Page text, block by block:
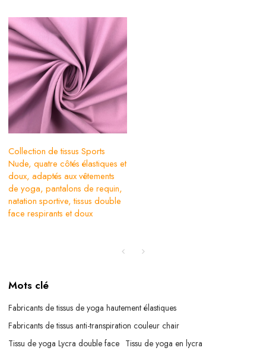
Collection de tissus Sports
Nude, quatre côtés élastiques et
doux, adaptés aux vêtements
de yoga, pantalons de requin,
natation sportive, tissus double
face respirants et doux
Mots clé
Fabricants de tissus de yoga hautement élastiques
Fabricants de tissus anti-transpiration couleur chair
Tissu de yoga Lycra double face Tissu de yoga en lycra